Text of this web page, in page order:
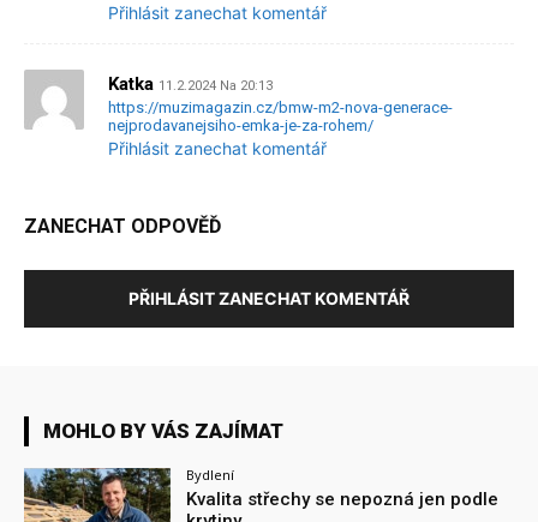
Přihlásit zanechat komentář
Katka 11.2.2024 Na 20:13
https://muzimagazin.cz/bmw-m2-nova-generace-
nejprodavanejsiho-emka-je-za-rohem/
Přihlásit zanechat komentář
ZANECHAT ODPOVĚĎ
PŘIHLÁSIT ZANECHAT KOMENTÁŘ
MOHLO BY VÁS ZAJÍMAT
Bydlení
Kvalita střechy se nepozná jen podle